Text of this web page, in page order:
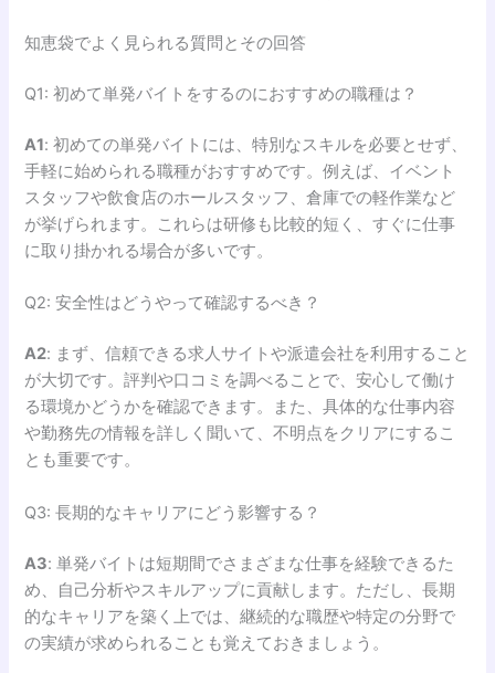
知恵袋でよく見られる質問とその回答
Q1: 初めて単発バイトをするのにおすすめの職種は？
A1: 初めての単発バイトには、特別なスキルを必要とせず、
手軽に始められる職種がおすすめです。例えば、イベント
スタッフや飲食店のホールスタッフ、倉庫での軽作業など
が挙げられます。これらは研修も比較的短く、すぐに仕事
に取り掛かれる場合が多いです。
Q2: 安全性はどうやって確認するべき？
A2: まず、信頼できる求人サイトや派遣会社を利用すること
が大切です。評判や口コミを調べることで、安心して働け
る環境かどうかを確認できます。また、具体的な仕事内容
や勤務先の情報を詳しく聞いて、不明点をクリアにするこ
とも重要です。
Q3: 長期的なキャリアにどう影響する？
A3: 単発バイトは短期間でさまざまな仕事を経験できるた
め、自己分析やスキルアップに貢献します。ただし、長期
的なキャリアを築く上では、継続的な職歴や特定の分野で
の実績が求められることも覚えておきましょう。